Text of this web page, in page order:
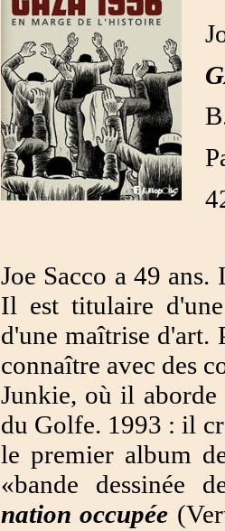
Joe Sacco a 49
Il est titulaire
d'une maîtrise d'art.
connaître avec des
Junkie, où il
du Golfe. 1993 : il
le premier album
«bande dessinée
nation occupée